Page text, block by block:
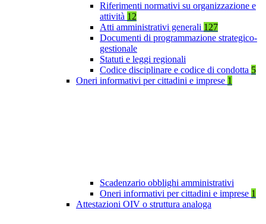
Riferimenti normativi su organizzazione e
attività 12
Atti amministrativi generali 127
Documenti di programmazione strategico-
gestionale
Statuti e leggi regionali
Codice disciplinare e codice di condotta 5
Oneri informativi per cittadini e imprese 1
Scadenzario obblighi amministrativi
Oneri informativi per cittadini e imprese 1
Attestazioni OIV o struttura analoga